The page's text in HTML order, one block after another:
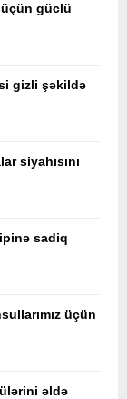
üçün güclü
gizli şəkildə
siyahısını
sadiq
üçün
əldə